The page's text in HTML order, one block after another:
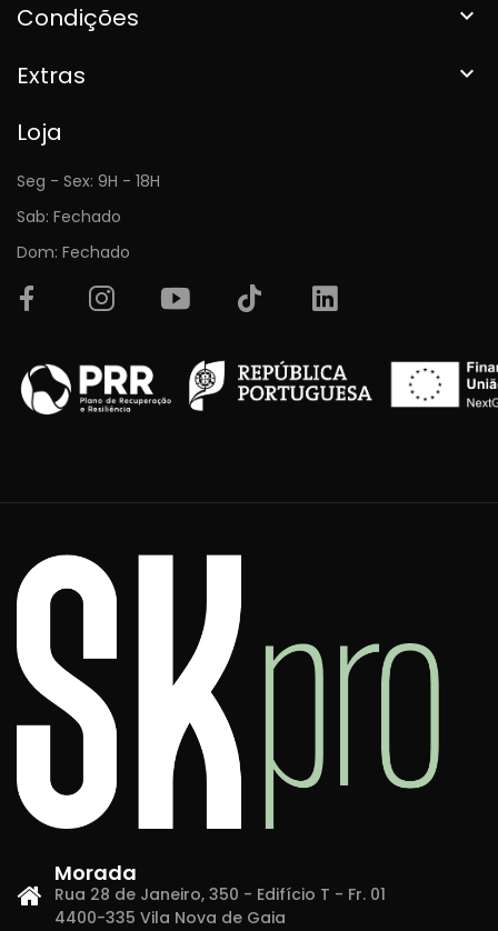
Condições 
Extras 
Loja
Seg - Sex: 9H - 18H
Sab: Fechado
Dom: Fechado
Morada
Rua 28 de Janeiro, 350 - Edifício T - Fr. 01
4400-335 Vila Nova de Gaia